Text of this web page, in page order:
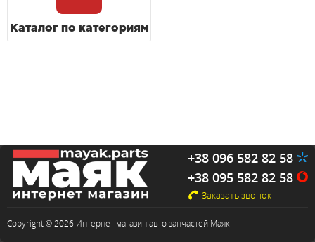
Каталог по категориям
+38 096 582 82 58
+38 095 582 82 58
Заказать звонок
Copyright © 2026 Интернет магазин авто запчастей Маяк